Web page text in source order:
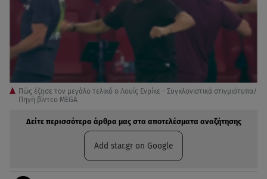
Πώς έζησε τον μεγάλο τελικό ο Λουίς Ενρίκε - Συγκλονιστικά στιγμιότυπα/
Πηγή βίντεο MEGA
Δείτε περισσότερα άρθρα μας στα αποτελέσματα αναζήτησης
Add star.gr on Google